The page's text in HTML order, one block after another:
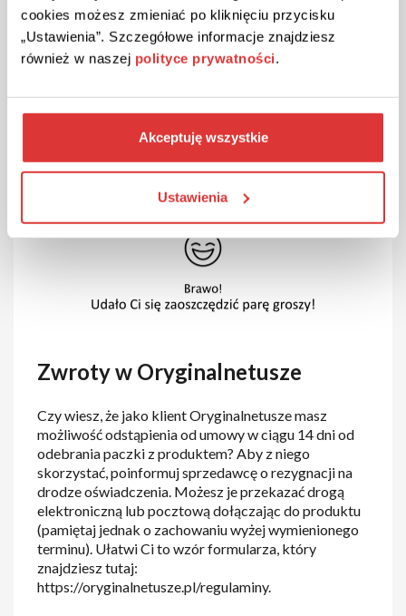
cookies możesz zmieniać po kliknięciu przycisku
„Ustawienia”. Szczegółowe informacje znajdziesz
również w naszej polityce prywatności.
Akceptuję wszystkie
Ustawienia
Zwroty w Oryginalnetusze
Czy wiesz, że jako klient Oryginalnetusze masz
możliwość odstąpienia od umowy w ciągu 14 dni od
odebrania paczki z produktem? Aby z niego
skorzystać, poinformuj sprzedawcę o rezygnacji na
drodze oświadczenia. Możesz je przekazać drogą
elektroniczną lub pocztową dołączając do produktu
(pamiętaj jednak o zachowaniu wyżej wymienionego
terminu). Ułatwi Ci to wzór formularza, który
znajdziesz tutaj:
https://oryginalnetusze.pl/regulaminy.